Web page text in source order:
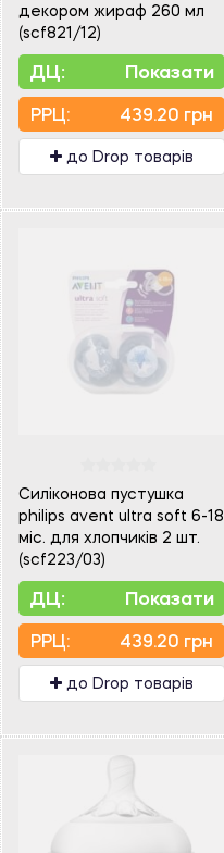
декором жираф 260 мл
(scf821/12)
ДЦ: Показати
PPЦ: 439.20 грн
до Drop товарів
Силіконова пустушка
philips avent ultra soft 6-18
міс. для хлопчиків 2 шт.
(scf223/03)
ДЦ: Показати
PPЦ: 439.20 грн
до Drop товарів